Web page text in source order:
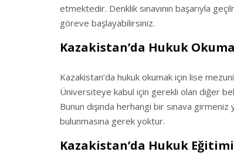
etmektedir. Denklik sınavının başarıyla
göreve başlayabilirsiniz.
Kazakistan’da Hukuk
Kazakistan’da hukuk okumak için lise
Üniversiteye kabul için gerekli olan diğer
Bunun dışında herhangi bir sınava
bulunmasına gerek yoktur.
Kazakistan’da Hukuk